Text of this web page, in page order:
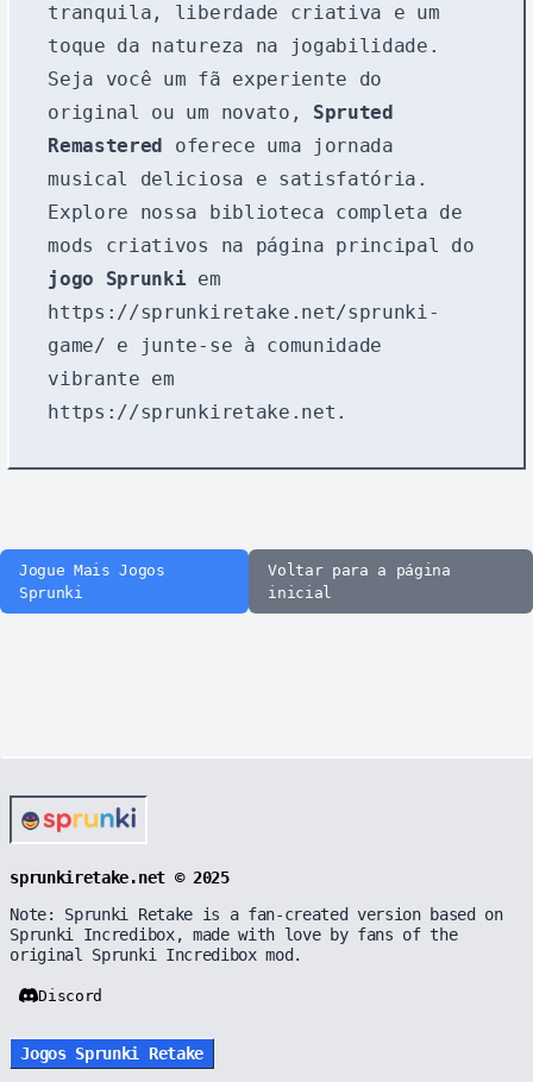
tranquila, liberdade criativa e um
toque da natureza na jogabilidade.
Seja você um fã experiente do
original ou um novato, Spruted
Remastered
oferece uma jornada
musical deliciosa e satisfatória.
Explore nossa biblioteca completa de
mods criativos na página principal do
jogo Sprunki em
https://sprunkiretake.net/sprunki-
game/ e junte-se à comunidade
vibrante em
https://sprunkiretake.net .
Jogue Mais Jogos
Sprunki
Voltar para a página
inicial
sprunkiretake.net © 2025
Note: Sprunki Retake is a fan-created version based on
Sprunki Incredibox, made with love by fans of the
original Sprunki Incredibox mod.
Discord
Jogos Sprunki Retake